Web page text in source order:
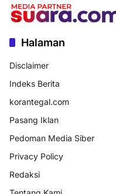
Halaman
Disclaimer
Indeks Berita
korantegal.com
Pasang Iklan
Pedoman Media Siber
Privacy Policy
Redaksi